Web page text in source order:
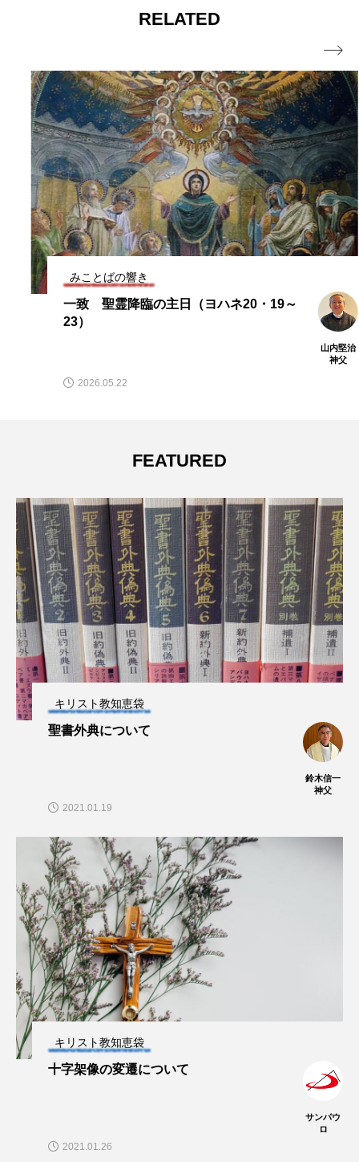
RELATED
みことばの響き
一致 聖霊降臨の主日（ヨハネ20・19～
23）
山内堅治
神父
2026.05.22

FEATURED
キリスト教知恵袋
聖書外典について
鈴木信一
神父
2021.01.19
キリスト教知恵袋
十字架像の変遷について
サンパウ
ロ
2021.01.26